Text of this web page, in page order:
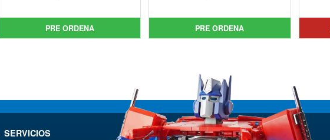
original
era:
precio
actual
PRE ORDENA
original
era:
precio
actual
PRE ORDENA
SERVICIOS